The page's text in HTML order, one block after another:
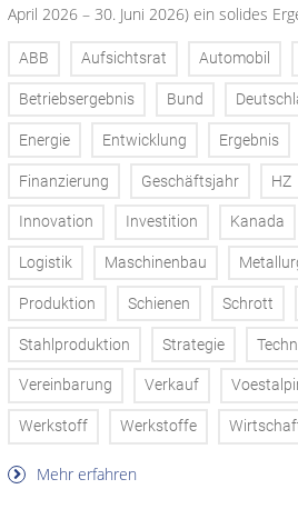
April 2026 – 30. Juni 2026) ein solides
ABB Aufsichtsrat Automobil
Betriebsergebnis Bund
Energie Entwicklung Ergebnis
Finanzierung Geschäftsjahr HZ
Innovation Investition Kanada
Logistik Maschinenbau
Produktion Schienen Schrott
Stahlproduktion Strategie
Vereinbarung Verkauf
Werkstoff Werkstoffe
Mehr erfahren